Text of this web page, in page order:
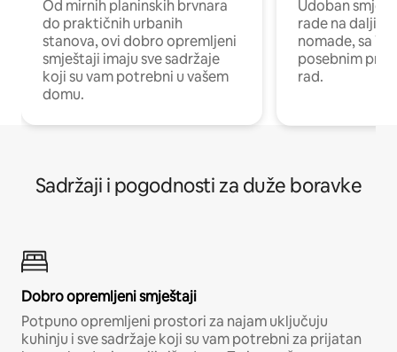
Od mirnih planinskih brvnara
do praktičnih urbanih
stanova, ovi dobro opremljeni
smještaji imaju sve sadržaje
koji su vam potrebni u vašem
domu.
Udoban
rade na
nomade, sa
posebnim
rad.
Sadržaji i pogodnosti za duže boravke
Dobro opremljeni smještaji
Potpuno opremljeni prostori za najam uključuju
kuhinju i sve sadržaje koji su vam potrebni za prijatan